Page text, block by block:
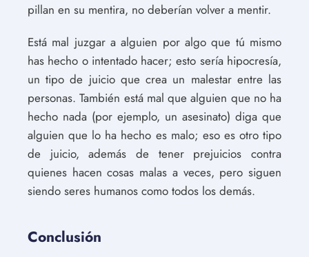
pillan en su mentira, no deberían volver a mentir.
Está mal juzgar a alguien por algo que tú mismo
has hecho o intentado hacer; esto sería hipocresía,
un tipo de juicio que crea un malestar entre las
personas. También está mal que alguien que no ha
hecho nada (por ejemplo, un asesinato) diga que
alguien que lo ha hecho es malo; eso es otro tipo
de juicio, además de tener prejuicios contra
quienes hacen cosas malas a veces, pero siguen
siendo seres humanos como todos los demás.
Conclusión